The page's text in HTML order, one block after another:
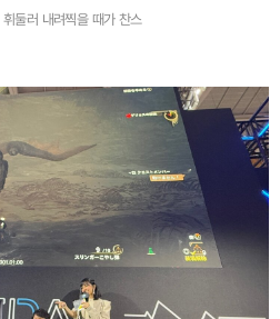
둘러 내려찍을 때가 찬스